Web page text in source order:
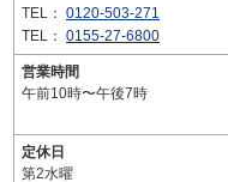
TEL： 0120-503-271
TEL： 0155-27-6800
営業時間
午前10時〜午後7時
定休日
第2水曜